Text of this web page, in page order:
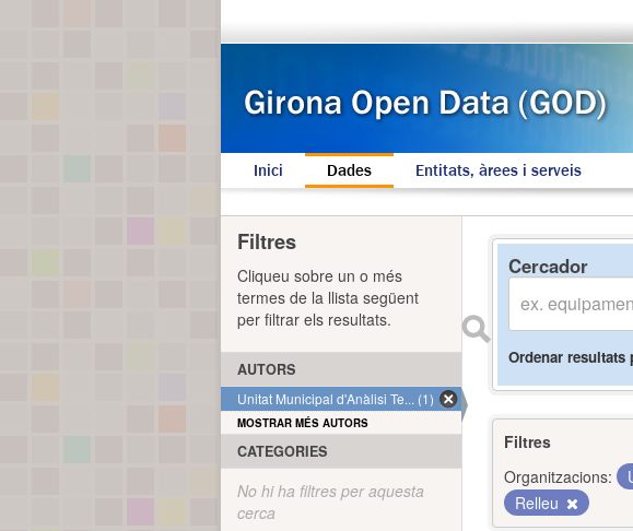
Inici Dades Entitats, àrees i serveis
Cercador
Ordenar resultats
Filtres
Organitzacions:
Relleu
Filtres
Cliqueu sobre un o més
termes de la llista següent
per filtrar els resultats.
AUTORS
Unitat Municipal d'Anàlisi Te... (1)
MOSTRAR MÉS AUTORS
CATEGORIES
No hi ha filtres per aquesta
cerca